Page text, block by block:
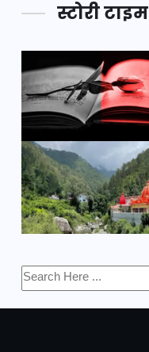
स्टोरी टाइम